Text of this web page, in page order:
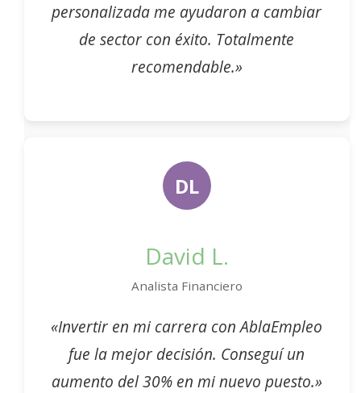
personalizada me ayudaron a cambiar
de sector con éxito. Totalmente
recomendable.»
DL
David L.
Analista Financiero
«Invertir en mi carrera con AblaEmpleo
fue la mejor decisión. Conseguí un
aumento del 30% en mi nuevo puesto.»